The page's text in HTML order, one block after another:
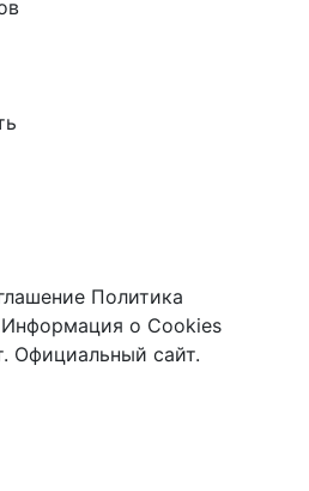
Политика
Информация о Cookies
Официальный сайт.